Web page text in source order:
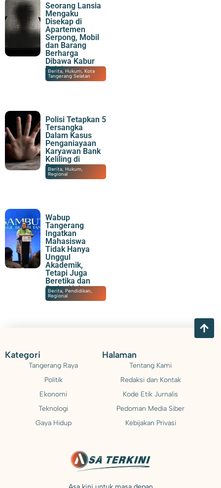
Seorang Lansia
Mengaku
Disekap di
Apartemen
Serpong, Mobil
dan Barang
Berharga
Dibawa Kabur
Pelaku
08/08/2026|23:30
Berita,Hukum,Kota
Tangerang Selatan
Polisi Tetapkan 5
Tersangka
Dalam Kasus
Penganiayaan
Karyawan Bank
Keliling di
Panongan
08/08/2026|21:43
Berita,Hukum,
Regional
Wabup
Tangerang
Ingatkan
Mahasiswa
Tidak Hanya
Unggul
Akademik,
Tetapi Juga
Beretika dan
Sadar Hukum
08/08/2026|20:30
Berita,Pendidikan,
Regional
Kategori
Tangerang Raya
Politik
Ekonomi
Teknologi
Gaya Hidup
Halaman
Tentang Kami
Redaksi dan Kontak
Kode Etik Jurnalis
Pedoman Media Siber
Kebijakan Privasi